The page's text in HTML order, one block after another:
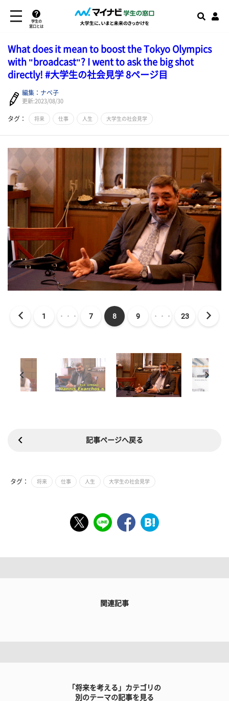
学生の
窓口とは
What does it mean to boost the Tokyo Olympics
with "broadcast"? I went to ask the big shot
directly! #大学生の社会見学 8ページ目
編集：ナベ子
更新:2023/08/30
タグ： 将来 仕事 人生 大学生の社会見学
1 ・・・ 7 8 9 ・・・ 23
記事ページへ戻る
タグ： 将来 仕事 人生 大学生の社会見学
関連記事
「将来を考える」カテゴリの
別のテーマの記事を見る